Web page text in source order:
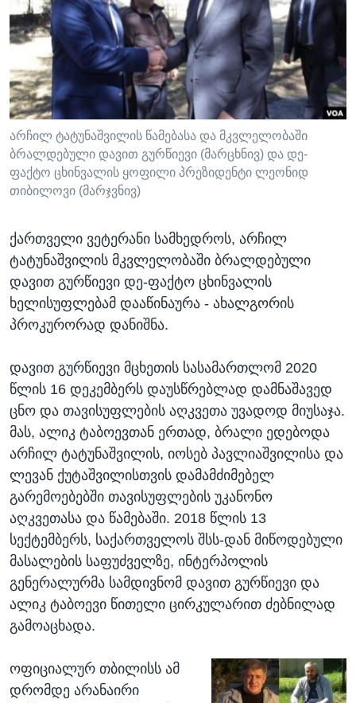
ᲡᲢᲣᲓᲘᲐ ᲕᲐᲨᲘᲜᲒᲢᲝᲜᲘ
ᲔᲙᲝᲜᲝᲛᲘᲙᲐ
ᲯᲐᲜᲛᲠᲗᲔᲚᲝᲑᲐ
ᲛᲔᲪᲜᲘᲔᲠᲔᲑᲐ
ᲘᲜᲢᲔᲠᲕᲘᲣ
ᲙᲣᲚᲢᲣᲠᲐ
ᲒᲐᲚᲘᲚᲔᲝ
ᲓᲔᲖᲘᲜᲤᲝᲠᲛᲐᲪᲘᲐ
Learning English
ᲗᲕᲐᲚᲘ ᲒᲕᲐᲓᲔᲕᲜᲔᲗ
ენები
არჩილ ტატუნაშვილის წამებასა და მკვლელობაში
ბრალდებული დავით გურწიევი (მარცხნივ) და დე-
ფაქტო ცხინვალის ყოფილი პრეზიდენტი ლეონიდ
თიბილოვი (მარჯვნივ)
ქართველი ვეტერანი სამხედროს, არჩილ
ტატუნაშვილის მკვლელობაში ბრალდებული
დავით გურწიევი დე-ფაქტო ცხინვალის
ხელისუფლებამ დააწინაურა - ახალგორის
პროკურორად დანიშნა.
დავით გურწიევი მცხეთის სასამართლომ 2020
წლის 16 დეკემბერს დაუსწრებლად დამნაშავედ
ცნო და თავისუფლების აღკვეთა უვადოდ მიუსაჯა.
მას, ალიკ ტაბოევთან ერთად, ბრალი ედებოდა
არჩილ ტატუნაშვილის, იოსებ პავლიაშვილისა და
ლევან ქუტაშვილისთვის დამამძიმებელ
გარემოებებში თავისუფლების უკანონო
აღკვეთასა და წამებაში. 2018 წლის 13
სექტემბერს, საქართველოს შსს-დან მიწოდებული
მასალების საფუძველზე, ინტერპოლის
გენერალურმა სამდივნომ დავით გურწიევი და
ალიკ ტაბოევი წითელი ცირკულარით ძებნილად
გამოაცხადა.
ოფიციალურ თბილისს ამ
დრომდე არანაირი